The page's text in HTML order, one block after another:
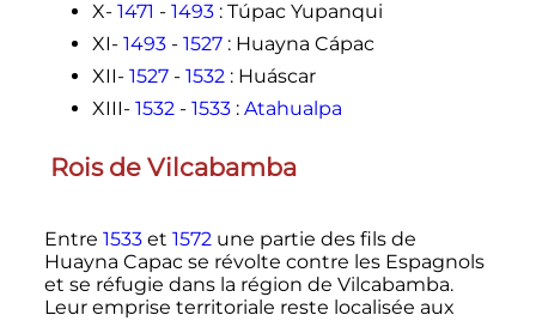
X- 1471 - 1493 : Túpac Yupanqui
XI- 1493- 1527 : Huayna Cápac
XII- 1527- 1532 : Huáscar
XIII- 1532 - 1533 : Atahualpa
Rois de Vilcabamba
Entre 1533et 1572une partie des fils de
Huayna Capac se révolte contre les Espagnols
et se réfugie dans la région de Vilcabamba.
Leur emprise territoriale reste localisée aux